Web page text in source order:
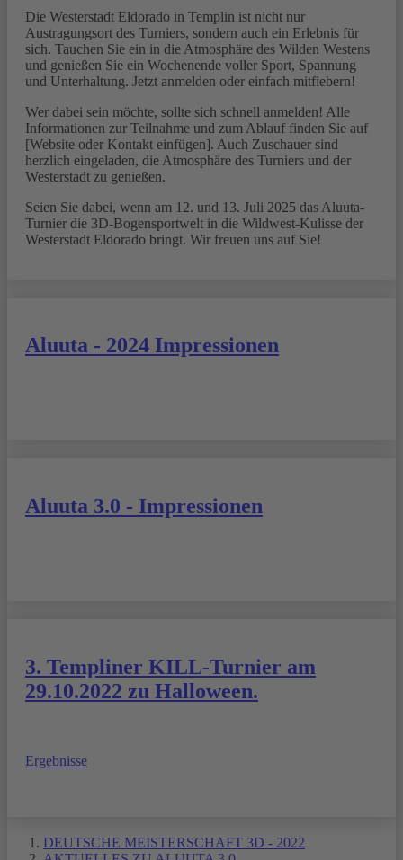
Die Westerstadt Eldorado in Templin ist nicht nur
Austragungsort des Turniers, sondern auch ein Erlebnis für
sich. Tauchen Sie ein in die Atmosphäre des Wilden Westens
und genießen Sie ein Wochenende voller Sport, Spannung
und Unterhaltung. Jetzt anmelden oder einfach mitfiebern!
Wer dabei sein möchte, sollte sich schnell anmelden! Alle
Informationen zur Teilnahme und zum Ablauf finden Sie auf
[Website oder Kontakt einfügen]. Auch Zuschauer sind
herzlich eingeladen, die Atmosphäre des Turniers und der
Westerstadt zu genießen.
Seien Sie dabei, wenn am 12. und 13. Juli 2025 das Aluuta-
Turnier die 3D-Bogensportwelt in die Wildwest-Kulisse der
Westerstadt Eldorado bringt. Wir freuen uns auf Sie!
Aluuta - 2024 Impressionen
Aluuta 3.0 - Impressionen
3. Templiner KILL-Turnier am
29.10.2022 zu Halloween.
Ergebnisse
DEUTSCHE MEISTERSCHAFT 3D - 2022